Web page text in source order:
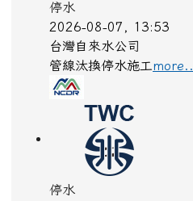
停水
2026-08-07, 13:53
台灣自來水公司
管線汰換停水施工 more...
停水